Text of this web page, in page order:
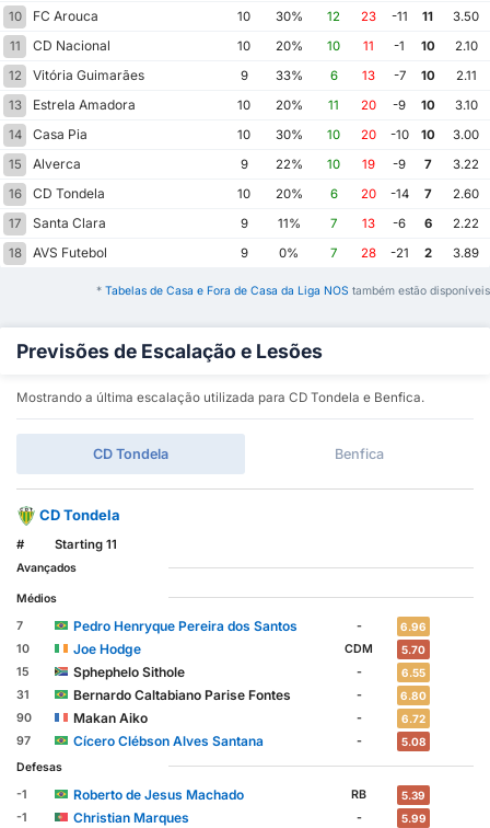
10
FC Arouca 10 30% 12 23 -11 11
3.50
11
CD Nacional 10 20% 10 11 -1 10
2.10
12
Vitória Guimarães 9 33% 6 13 -7 10
2.11
13
Estrela Amadora 10 20% 11 20 -9 10
3.10
14
Casa Pia 10 30% 10 20 -10 10
3.00
15
Alverca 9 22% 10 19 -9 7
3.22
16
CD Tondela 10 20% 6 20 -14 7
2.60
17
Santa Clara 9 11% 7 13 -6 6
2.22
18
AVS Futebol 9 0% 7 28 -21 2 3.89
* Tabelas de Casa e Fora de Casa da Liga NOS também estão disponíveis
Previsões de Escalação e Lesões
Mostrando a última escalação utilizada para CD Tondela e Benfica.
CD Tondela Benfica
CD Tondela
# Starting 11
Avançados
Médios
7
Pedro Henryque Pereira dos Santos - 6.96
10 Joe Hodge CDM 5.70
15 Sphephelo Sithole - 6.55
31 Bernardo Caltabiano Parise Fontes - 6.80
90 Makan Aiko - 6.72
97 Cícero Clébson Alves Santana - 5.08
Defesas
-1
Roberto de Jesus Machado RB 5.39
-1 Christian Marques - 5.99